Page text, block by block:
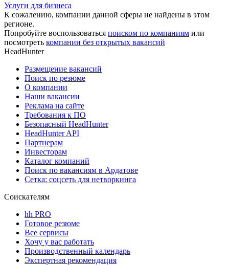
Услуги для бизнеса
К сожалению, компании данной сферы не найдены в этом
регионе.
Попробуйте воспользоваться поиском по компаниям или
посмотреть компании без открытых вакансий
HeadHunter
Размещение вакансий
Поиск по резюме
О компании
Наши вакансии
Реклама на сайте
Требования к ПО
Безопасный HeadHunter
HeadHunter API
Партнерам
Инвесторам
Каталог компаний
Поиск по вакансиям в Ардатове
Сетка: соцсеть для нетворкинга
Соискателям
hh PRO
Готовое резюме
Все сервисы
Хочу у вас работать
Производственный календарь
Экспертная рекомендация